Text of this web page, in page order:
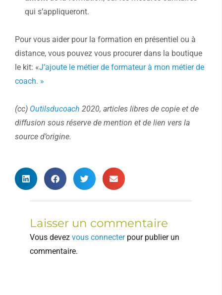
qui s’appliqueront.
Pour vous aider pour la formation en présentiel ou à
distance, vous pouvez vous procurer dans la boutique
le kit: «J’ajoute le métier de formateur à mon métier de
coach. »
(cc) Outilsducoach 2020, articles libres de copie et de
diffusion sous réserve de mention et de lien vers la
source d’origine.
Laisser un commentaire
Vous devez vous connecterpour publier un
commentaire.